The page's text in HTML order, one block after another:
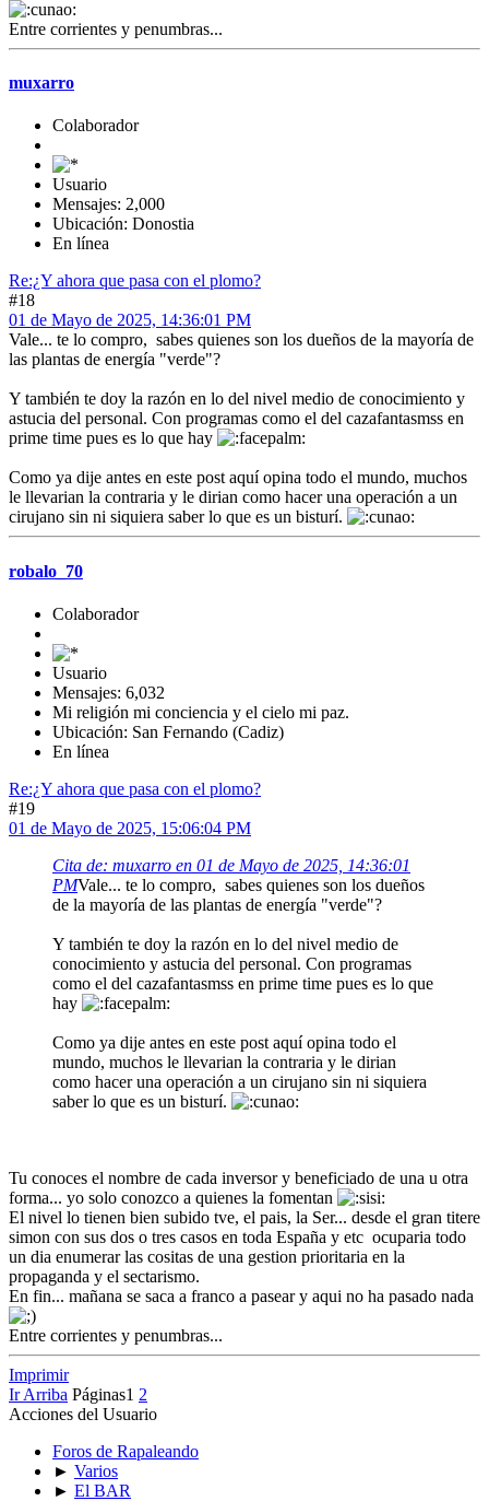
Entre corrientes y penumbras...
muxarro
Colaborador
Usuario
Mensajes: 2,000
Ubicación: Donostia
En línea
Re:¿Y ahora que pasa con el plomo?
#18
01 de Mayo de 2025, 14:36:01 PM
Vale... te lo compro, sabes quienes son los dueños de la mayoría de
las plantas de energía "verde"?
Y también te doy la razón en lo del nivel medio de conocimiento y
astucia del personal. Con programas como el del cazafantasmss en
prime time pues es lo que hay
Como ya dije antes en este post aquí opina todo el mundo, muchos
le llevarian la contraria y le dirian como hacer una operación a un
cirujano sin ni siquiera saber lo que es un bisturí.
robalo_70
Colaborador
Usuario
Mensajes: 6,032
Mi religión mi conciencia y el cielo mi paz.
Ubicación: San Fernando (Cadiz)
En línea
Re:¿Y ahora que pasa con el plomo?
#19
01 de Mayo de 2025, 15:06:04 PM
Cita de: muxarro en 01 de Mayo de 2025, 14:36:01
PMVale... te lo compro, sabes quienes son los dueños
de la mayoría de las plantas de energía "verde"?
Y también te doy la razón en lo del nivel medio de
conocimiento y astucia del personal. Con programas
como el del cazafantasmss en prime time pues es lo que
hay
Como ya dije antes en este post aquí opina todo el
mundo, muchos le llevarian la contraria y le dirian
como hacer una operación a un cirujano sin ni siquiera
saber lo que es un bisturí.
Tu conoces el nombre de cada inversor y beneficiado de una u otra
forma... yo solo conozco a quienes la fomentan
El nivel lo tienen bien subido tve, el pais, la Ser... desde el gran titere
simon con sus dos o tres casos en toda España y etc ocuparia todo
un dia enumerar las cositas de una gestion prioritaria en la
propaganda y el sectarismo.
En fin... mañana se saca a franco a pasear y aqui no ha pasado nada
Entre corrientes y penumbras...
Imprimir
Ir Arriba Páginas1 2
Acciones del Usuario
Foros de Rapaleando
► Varios
► El BAR